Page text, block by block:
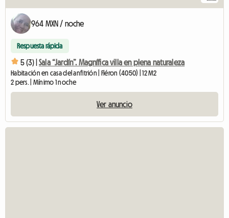
964 MXN / noche
Respuesta rápida
5 (3) | Sala “Jardín”. Magnífica villa en plena naturaleza
Habitación en casa del anfitrión | Fléron (4050) | 12 M2
2 pers. | Mínimo 1 noche
Ver anuncio